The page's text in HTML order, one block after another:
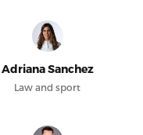
Adriana Sanchez
Law and sport